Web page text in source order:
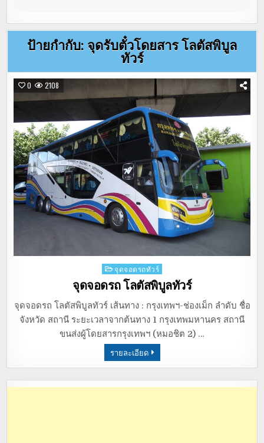
ป้ายกำกับ: จุดรับตั๋วโดยสาร โลตัสพิบูล
ทัวร์
0 2108
Posted
in
จุดจอดรถทัวร์
จุดจอดรถ โลตัสพิบูลทัวร์
จุดจอดรถ โลตัสพิบูลทัวร์ เส้นทาง : กรุงเทพฯ-ช่องเม็ก ลำดับ ชื่อ
จังหวัด สถานี ระยะเวลาจากต้นทาง 1 กรุงเทพมหานคร สถานี
ขนส่งผู้โดยสารกรุงเทพฯ (หมอชิต 2) …
รายละเอียด